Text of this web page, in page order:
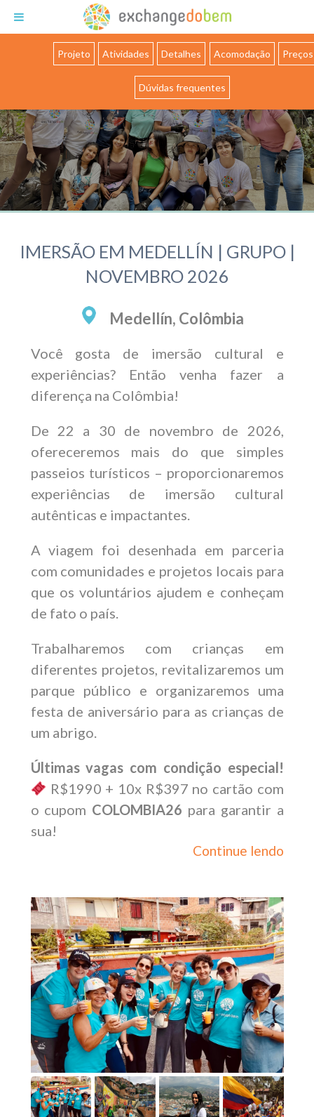
Projeto Atividades Detalhes Acomodação Preços
Dúvidas frequentes
IMERSÃO EM MEDELLÍN | GRUPO |
NOVEMBRO 2026
Medellín, Colômbia
Você gosta de imersão cultural e
experiências? Então venha fazer a
diferença na Colômbia!
De 22 a 30 de novembro de 2026,
ofereceremos mais do que simples
passeios turísticos – proporcionaremos
experiências de imersão cultural
autênticas e impactantes.
A viagem foi desenhada em parceria
com comunidades e projetos locais para
que os voluntários ajudem e conheçam
de fato o país.
Trabalharemos com crianças em
diferentes projetos, revitalizaremos um
parque público e organizaremos uma
festa de aniversário para as crianças de
um abrigo.
Últimas vagas com condição especial!
R$1990 + 10x R$397 no cartão com
o cupom COLOMBIA26 para garantir a
sua!
Continue lendo
Exchange do Bem